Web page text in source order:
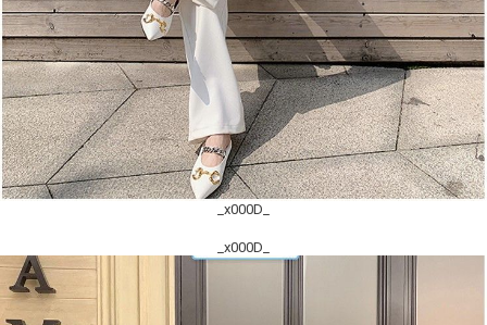
_x000D_
_x000D_